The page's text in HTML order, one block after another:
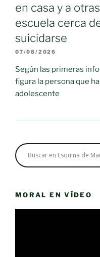
en casa y a
escuela cerca
suicidarse
07/08/2026
Según las primeras
figura la persona que
adolescente
MORAL EN VÍDEO